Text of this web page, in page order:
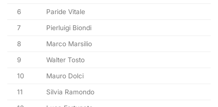
6 Paride Vitale
7 Pierluigi Biondi
8 Marco Marsilio
9 Walter Tosto
10 Mauro Dolci
11 Silvia Ramondo